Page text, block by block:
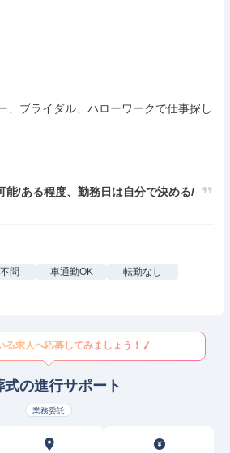
、ブライダル、ハローワークで仕事探し
能/ある程度、勤務日は自分で決める/
問 車通勤OK
転勤なし
る求人へ応募してみましょう！
式の進行サポート
業務委託